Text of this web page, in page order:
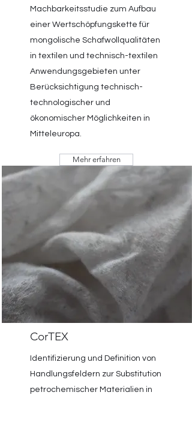
Machbarkeitsstudie zum Aufbau
einer Wertschöpfungskette für
mongolische Schafwollqualitäten
in textilen und technisch-textilen
Anwendungsgebieten unter
Berücksichtigung technisch-
technologischer und
ökonomischer Möglichkeiten in
Mitteleuropa.
Mehr erfahren
CorTEX
Identifizierung und Definition von
Handlungsfeldern zur Substitution
petrochemischer Materialien in